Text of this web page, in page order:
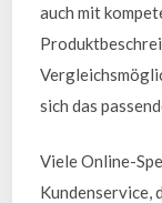
auch mit
sich das
Viele Online-
Kundenservice,